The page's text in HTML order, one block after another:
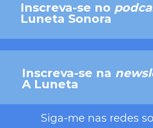
Inscreva-se no
Luneta Sonora
Inscreva-se na
A Luneta
Siga-me nas redes